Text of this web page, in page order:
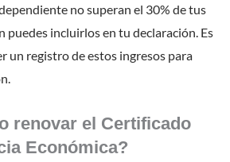
no superan el 30% de tus
puedes incluirlos en tu declaración. Es
un registro de estos ingresos para
renovar el Certificado
Económica?